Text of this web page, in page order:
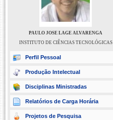
PAULO JOSE LAGE ALVARENGA
INSTITUTO DE CIÊNCIAS TECNOLÓGICAS
Perfil Pessoal
Produção Intelectual
Disciplinas Ministradas
Relatórios de Carga Horária
Projetos de Pesquisa